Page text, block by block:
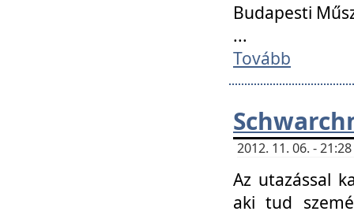
Budapesti
...
Tovább
2012. 11. 06. -
Az utazással
aki tud